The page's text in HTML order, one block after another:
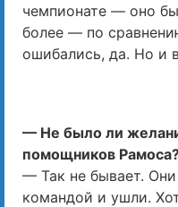
чемпионате — оно
более — по
ошибались, да. Но и
— Не было ли
помощников
— Так не бывает.
командой и ушли.